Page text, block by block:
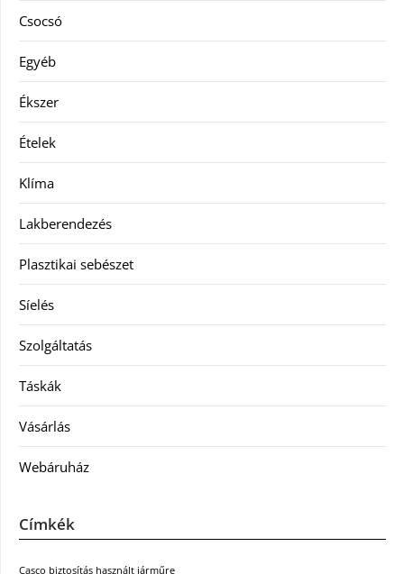
Csocsó
Egyéb
Ékszer
Ételek
Klíma
Lakberendezés
Plasztikai sebészet
Síelés
Szolgáltatás
Táskák
Vásárlás
Webáruház
Címkék
Casco biztosítás használt járműre